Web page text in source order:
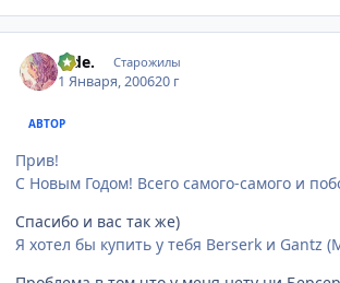
hide. Старожилы
1 Января, 200620 г
АВТОР
Прив!
С Новым Годом! Всего самого-самого и
Спасибо и вас так же)
Я хотел бы купить у тебя Berserk и Gantz